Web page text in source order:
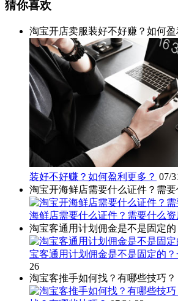
猜你喜欢
淘宝开店卖服装好不好赚？如何盈
装好不好赚？如何盈利更多？ 07/
淘宝开海鲜店需要什么证件？需要
海鲜店需要什么证件？需要什么资
淘宝客通用计划佣金是不是固定的
宝客通用计划佣金是不是固定的？
26
淘宝客推手如何找？有哪些技巧？